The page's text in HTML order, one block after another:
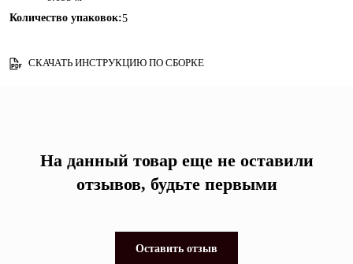
Количество упаковок:5
СКАЧАТЬ ИНСТРУКЦИЮ ПО СБОРКЕ
На данный товар еще не оставили
отзывов, будьте первыми
Оставить отзыв